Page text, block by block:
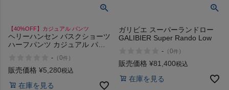
【40%OFF】カジュアル パンツ
ヘリーハンセン バスクショーツ
ハーフパンツ カジュアル パン
トドア 登山 HELLY HANSEN
BASK Shorts アウトレット セ
- （0件 ）
販売価格 ¥5,280税込
在庫を見る
ガリビエ スーパーランドロー
GALIBIER Super Rando Low
- （0件 ）
販売価格 ¥81,400税込
在庫を見る